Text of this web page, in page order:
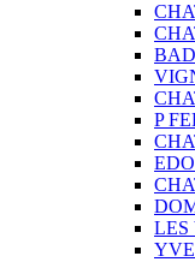
P
LES